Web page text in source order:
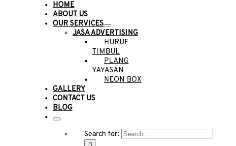
HOME
ABOUT US
OUR SERVICES
JASA ADVERTISING
HURUF
TIMBUL
PLANG
YAYASAN
NEON BOX
GALLERY
CONTACT US
BLOG
Search for: